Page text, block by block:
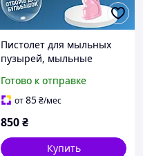
Пистолет для мыльных
пузырей, мыльные
генератор для мыльных
пузырей, розовый
Готово к отправке
от85₴/мес
850₴
Купить